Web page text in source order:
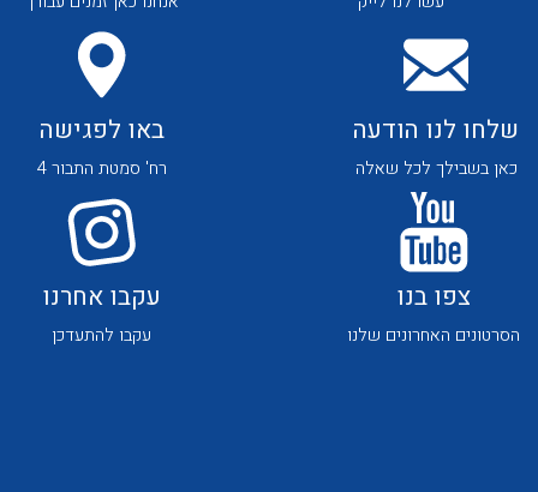
לכל מוצרי היצרן לכל מוצרי היצרן
שלחו לנו הודעה
כאן בשבילך לכל שאלה
באו לפגישה
רח' סמטת התבור 4
צפו בנו
הסרטונים האחרונים שלנו
עקבו אחרנו
עקבו להתעדכן